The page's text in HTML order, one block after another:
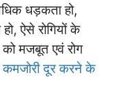
धड़कता हो,
ऐसे रोगियों के
मजबूत एवं रोग
दूर करने के